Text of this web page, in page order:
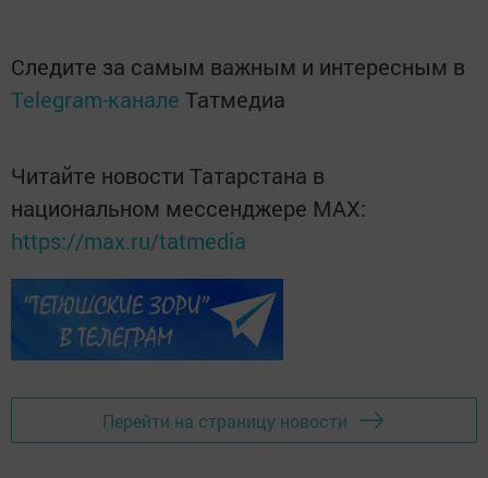
Следите за самым важным и интересным в
Telegram-канале Татмедиа
Читайте новости Татарстана в
национальном мессенджере MАХ:
https://max.ru/tatmedia
Перейти на страницу новости